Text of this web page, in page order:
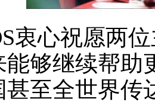
衷心祝愿两
够继续帮助
甚至全世界传